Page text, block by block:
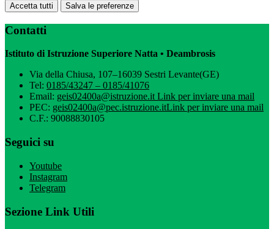
Accetta tutti Salva le preferenze
Contatti
Istituto di Istruzione Superiore Natta • Deambrosis
Via della Chiusa, 107–16039 Sestri Levante(GE)
Tel: 0185/43247 – 0185/41076
Email: geis02400a@istruzione.itLink per inviare una mail
PEC: geis02400a@pec.istruzione.itLink per inviare una mail
C.F.: 90088830105
Seguici su
Youtube
Instagram
Telegram
Sezione Link Utili